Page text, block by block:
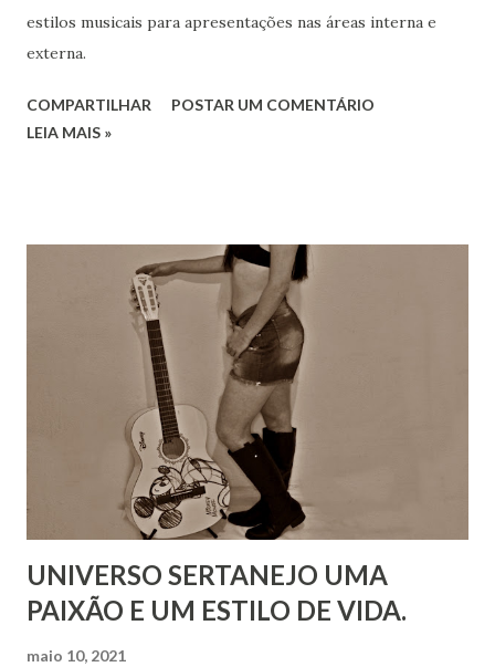
estilos musicais para apresentações nas áreas interna e
externa.
COMPARTILHAR
POSTAR UM COMENTÁRIO
LEIA MAIS »
UNIVERSO SERTANEJO UMA
PAIXÃO E UM ESTILO DE VIDA.
maio 10, 2021